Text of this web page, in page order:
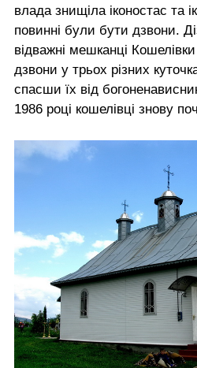
влада знищіла іконостас та
повинні були бути дзвони.
відважні мешканці
дзвони у трьох різних
спасши їх від
1986 році кошелівці знову